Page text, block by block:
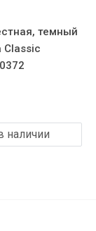
темный
Classic
наличии